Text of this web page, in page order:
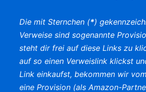
Die mit Sternchen (*)
Verweise sind sogenannte
steht dir frei auf diese Links zu
auf so einen Verweislink klickst
Link einkaufst, bekommen wir
eine Provision (als Amazon-